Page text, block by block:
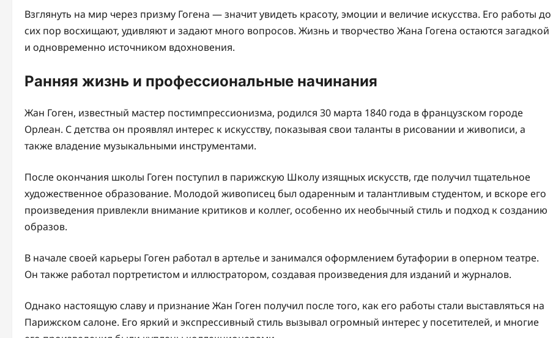
Взглянуть на мир через призму Гогена — значит увидеть красоту, эмоции и величие искусства. Его работы до
сих пор восхищают, удивляют и задают много вопросов. Жизнь и творчество Жана Гогена остаются загадкой
и одновременно источником вдохновения.
Ранняя жизнь и профессиональные начинания
Жан Гоген, известный мастер постимпрессионизма, родился 30 марта 1840 года в французском городе
Орлеан. С детства он проявлял интерес к искусству, показывая свои таланты в рисовании и живописи, а
также владение музыкальными инструментами.
После окончания школы Гоген поступил в парижскую Школу изящных искусств, где получил тщательное
художественное образование. Молодой живописец был одаренным и талантливым студентом, и вскоре его
произведения привлекли внимание критиков и коллег, особенно их необычный стиль и подход к созданию
образов.
В начале своей карьеры Гоген работал в артелье и занимался оформлением бутафории в оперном театре.
Он также работал портретистом и иллюстратором, создавая произведения для изданий и журналов.
Однако настоящую славу и признание Жан Гоген получил после того, как его работы стали выставляться на
Парижском салоне. Его яркий и экспрессивный стиль вызывал огромный интерес у посетителей, и многие